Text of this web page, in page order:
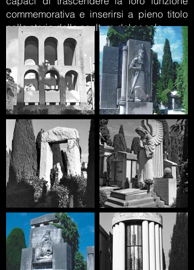
commemorativa e inserirsi a pieno titolo
nella storia della scultura del secolo.